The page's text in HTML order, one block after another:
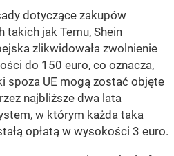
dotyczące zakupów
takich jak Temu, Shein
zlikwidowała zwolnienie
do 150 euro, co oznacza,
spoza UE mogą zostać objęte
najbliższe dwa lata
w którym każda taka
opłatą w wysokości 3 euro.